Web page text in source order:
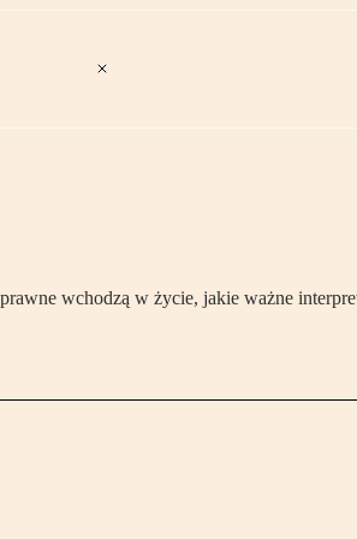
wchodzą w życie, jakie ważne